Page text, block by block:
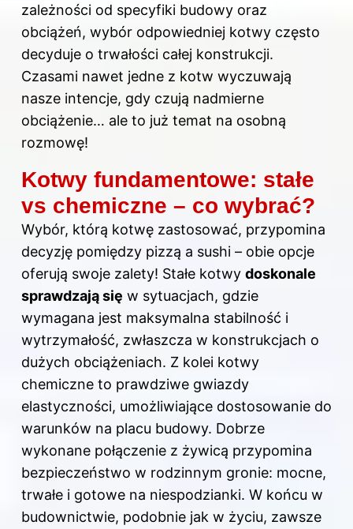
zależności od specyfiki budowy oraz
obciążeń, wybór odpowiedniej kotwy często
decyduje o trwałości całej konstrukcji.
Czasami nawet jedne z kotw wyczuwają
nasze intencje, gdy czują nadmierne
obciążenie… ale to już temat na osobną
rozmowę!
Kotwy fundamentowe: stałe
vs chemiczne – co wybrać?
Wybór, którą kotwę zastosować, przypomina
decyzję pomiędzy pizzą a sushi – obie opcje
oferują swoje zalety! Stałe kotwy doskonale
sprawdzają się w sytuacjach, gdzie
wymagana jest maksymalna stabilność i
wytrzymałość, zwłaszcza w konstrukcjach o
dużych obciążeniach. Z kolei kotwy
chemiczne to prawdziwe gwiazdy
elastyczności, umożliwiające dostosowanie do
warunków na placu budowy. Dobrze
wykonane połączenie z żywicą przypomina
bezpieczeństwo w rodzinnym gronie: mocne,
trwałe i gotowe na niespodzianki. W końcu w
budownictwie, podobnie jak w życiu, zawsze